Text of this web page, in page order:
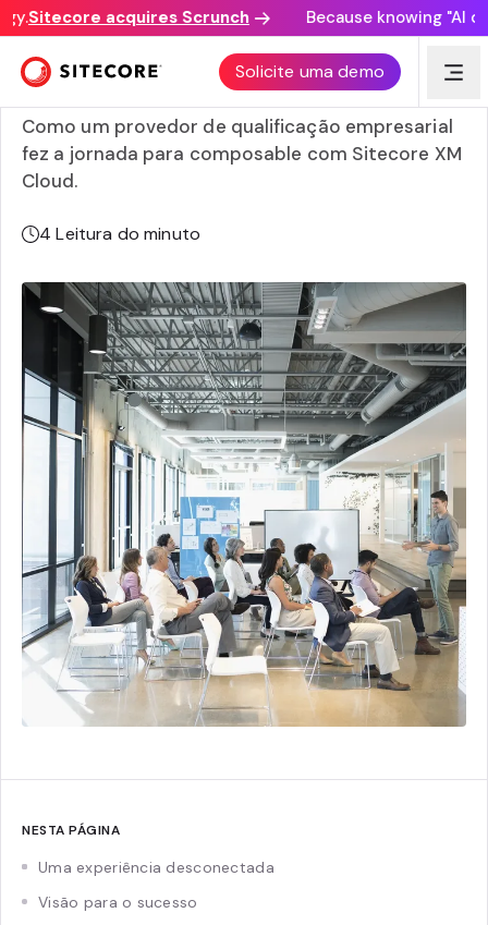
Sitecore acquires Scrunch Because knowing "AI
Solicite uma demo
Assembleia Geral transforma engajamento para 80.000
alunos globais com abordagem composable
Como um provedor de qualificação empresarial
fez a jornada para composable com Sitecore XM
Cloud.
4 Leitura do minuto
NESTA PÁGINA
Uma experiência desconectada
Visão para o sucesso